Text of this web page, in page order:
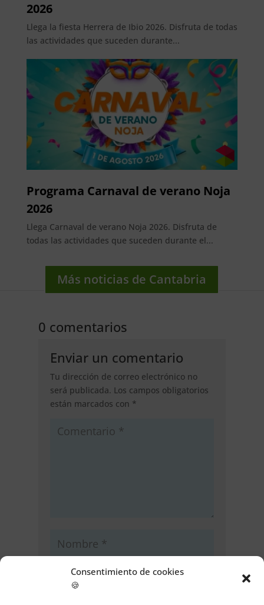
Consentimiento de cookies
🍪
2026
Llega la fiesta Herrera de Ibio 2026. Disfruta de todas
las actividades que suceden durante...
Programa Carnaval de verano Noja
2026
Llega Carnaval de verano Noja 2026. Disfruta de
todas las actividades que suceden durante el...
Más noticias de Cantabria
0 comentarios
Enviar un comentario
Tu dirección de correo electrónico no
será publicada. Los campos obligatorios
están marcados con *